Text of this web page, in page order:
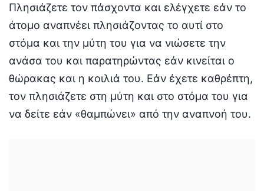
Πλησιάζετε τον πάσχοντα και ελέγχετε εάν το
άτομο αναπνέει πλησιάζοντας το αυτί στο
στόμα και την μύτη του για να νιώσετε την
ανάσα του και παρατηρώντας εάν κινείται ο
θώρακας και η κοιλιά του. Εάν έχετε καθρέπτη,
τον πλησιάζετε στη μύτη και στο στόμα του για
να δείτε εάν «θαμπώνει» από την αναπνοή του.